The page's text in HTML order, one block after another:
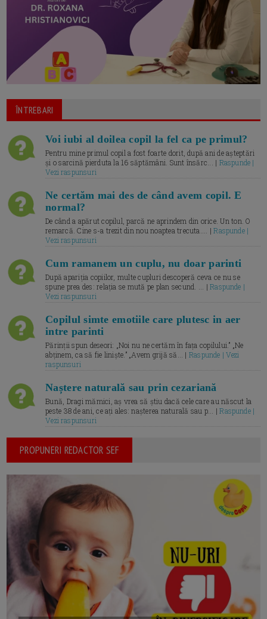
ÎNTREBARI
Voi iubi al doilea copil la fel ca pe primul?
Pentru mine primul copil a fost foarte dorit, după ani de așteptări
și o sarcină pierduta la 16 săptămâni. Sunt însărc... | Raspunde |
Vezi raspunsuri
Ne certăm mai des de când avem copil. E
normal?
De când a apărut copilul, parcă ne aprindem din orice. Un ton. O
remarcă. Cine s-a trezit din nou noaptea trecuta.... |Raspunde |
Vezi raspunsuri
Cum ramanem un cuplu, nu doar parinti
După apariția copiilor, multe cupluri descoperă ceva ce nu se
spune prea des: relația se mută pe plan secund. ... |Raspunde |
Vezi raspunsuri
Copilul simte emotiile care plutesc in aer
intre parinti
Părinții spun deseori: „Noi nu ne certăm în fața copilului.” „Ne
abținem, ca să fie liniște.” „Avem grijă să... | Raspunde | Vezi
raspunsuri
Naștere naturală sau prin cezariană
Bună, Dragi mămici, aș vrea să știu dacă cele care au născut la
peste 38 de ani, ce ați ales: nașterea naturală sau p... |Raspunde |
Vezi raspunsuri
PROPUNERI REDACTOR SEF